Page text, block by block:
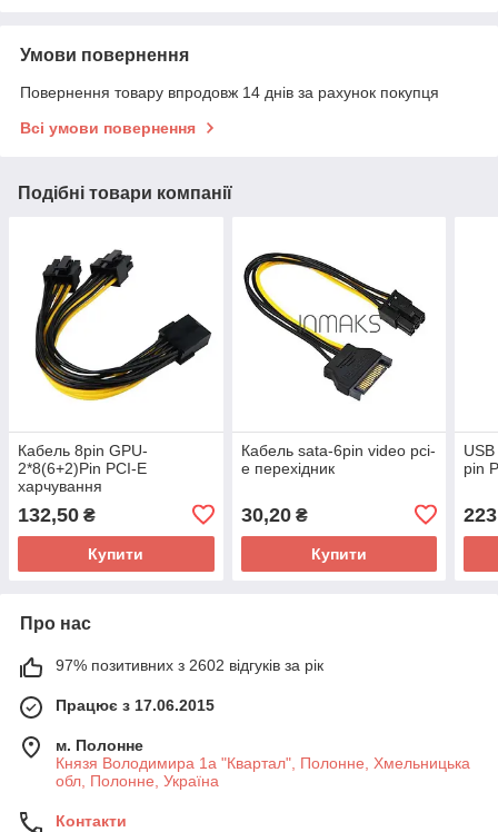
Умови повернення
Повернення товару впродовж 14 днів за рахунок покупця
Всі умови повернення
Подібні товари компанії
Кабель 8pin GPU-
2*8(6+2)Pin PCI-E
харчування
132,50 ₴
Купити
Кабель sata-6pin video pci-
e перехідник
30,20₴
Купити
pin
Про нас
97% позитивних з 2602 відгуків за рік
Працює з 17.06.2015
м. Полонне
Князя Володимира 1а "Квартал", Полонне, Хмельницька
обл, Полонне, Україна
Контакти